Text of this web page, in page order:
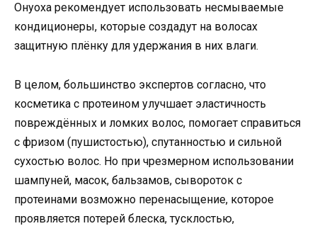
Онуоха рекомендует использовать несмываемые
кондиционеры, которые создадут на волосах
защитную плёнку для удержания в них влаги.
В целом, большинство экспертов согласно, что
косметика с протеином улучшает эластичность
повреждённых и ломких волос, помогает справиться
с фризом (пушистостью), спутанностью и сильной
сухостью волос. Но при чрезмерном использовании
шампуней, масок, бальзамов, сывороток с
протеинами возможно перенасыщение, которое
проявляется потерей блеска, тусклостью,